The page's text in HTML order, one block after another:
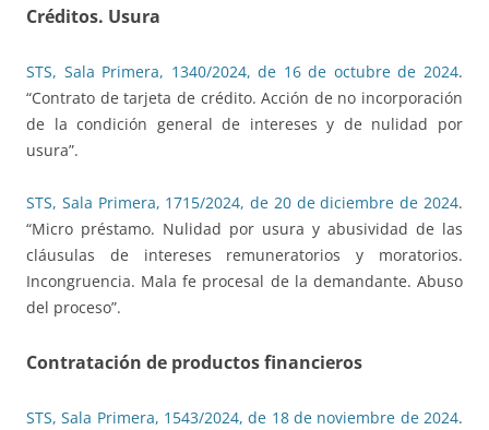
Créditos. Usura
STS, Sala Primera, 1340/2024, de 16 de octubre de 2024.
“Contrato de tarjeta de crédito. Acción de no incorporación
de la condición general de intereses y de nulidad por
usura”.
STS, Sala Primera, 1715/2024, de 20 de diciembre de 2024.
“Micro préstamo. Nulidad por usura y abusividad de las
cláusulas de intereses remuneratorios y moratorios.
Incongruencia. Mala fe procesal de la demandante. Abuso
del proceso”.
Contratación de productos financieros
STS, Sala Primera, 1543/2024, de 18 de noviembre de 2024.